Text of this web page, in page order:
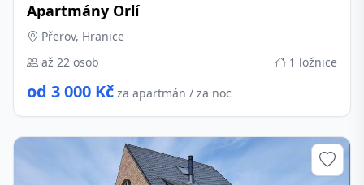
Apartmány Orlí
Přerov, Hranice
až 22 osob
1 ložnice
od 3 000 Kč za apartmán / za noc